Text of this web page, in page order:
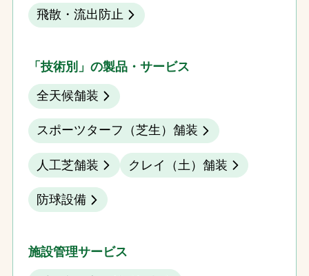
飛散・流出防止
「技術別」の製品・サービス
全天候舗装
スポーツターフ（芝生）舗装
人工芝舗装 クレイ（土）舗装
防球設備
施設管理サービス